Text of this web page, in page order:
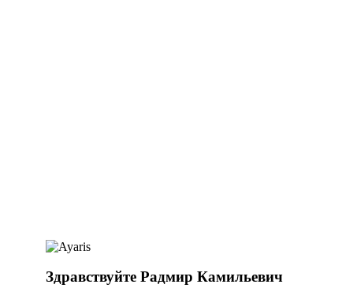
Здравствуйте Радмир Камильевич